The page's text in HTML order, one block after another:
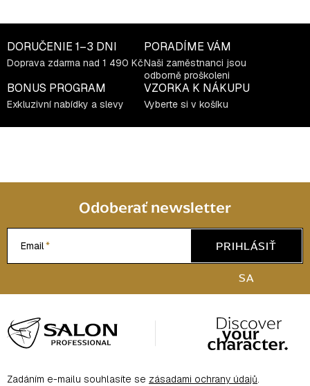
DORUČENIE 1–3 DNI
Doprava zdarma nad 1 490 Kč
PORADÍME VÁM
Naši zaměstnanci jsou
odborně proškoleni
BONUS PROGRAM
Exkluzivní nabídky a slevy
VZORKA K NÁKUPU
Vyberte si v košíku
Odoberať newsletter
Email
PRIHLÁSIŤ
SA
á
p
äZadáním e-mailu souhlasíte se zásadami ochrany údajů.